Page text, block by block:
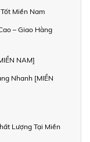
Miền Nam
– Giao Hàng
NAM]
Nhanh [MIỀN
Lượng Tại Miền